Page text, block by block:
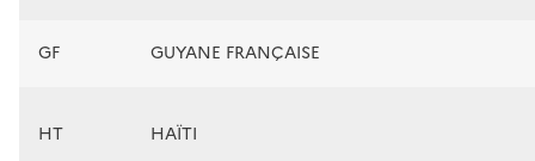
GF GUYANE FRANÇAISE
HT HAÏTI